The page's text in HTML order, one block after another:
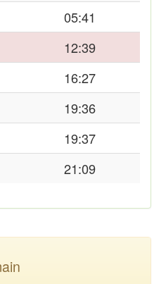
05:41
12:39
16:27
19:36
19:37
21:09